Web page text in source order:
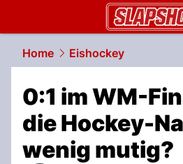
Home Eishockey
0:1 im WM-
die Hockey-
wenig mutig?